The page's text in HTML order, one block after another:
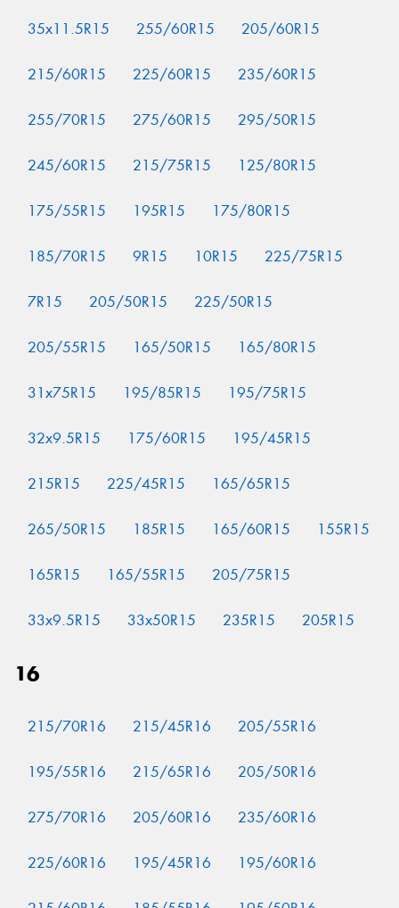
35x11.5R15 255/60R15 205/60R15
215/60R15 225/60R15 235/60R15
255/70R15 275/60R15 295/50R15
245/60R15 215/75R15 125/80R15
175/55R15 195R15 175/80R15
185/70R15 9R15 10R15 225/75R15
7R15 205/50R15 225/50R15
205/55R15 165/50R15 165/80R15
31x75R15 195/85R15 195/75R15
32x9.5R15 175/60R15 195/45R15
215R15 225/45R15 165/65R15
265/50R15 185R15 165/60R15 155R15
165R15 165/55R15 205/75R15
33x9.5R15 33x50R15 235R15 205R15
16
215/70R16 215/45R16 205/55R16
195/55R16 215/65R16 205/50R16
275/70R16 205/60R16 235/60R16
225/60R16 195/45R16 195/60R16